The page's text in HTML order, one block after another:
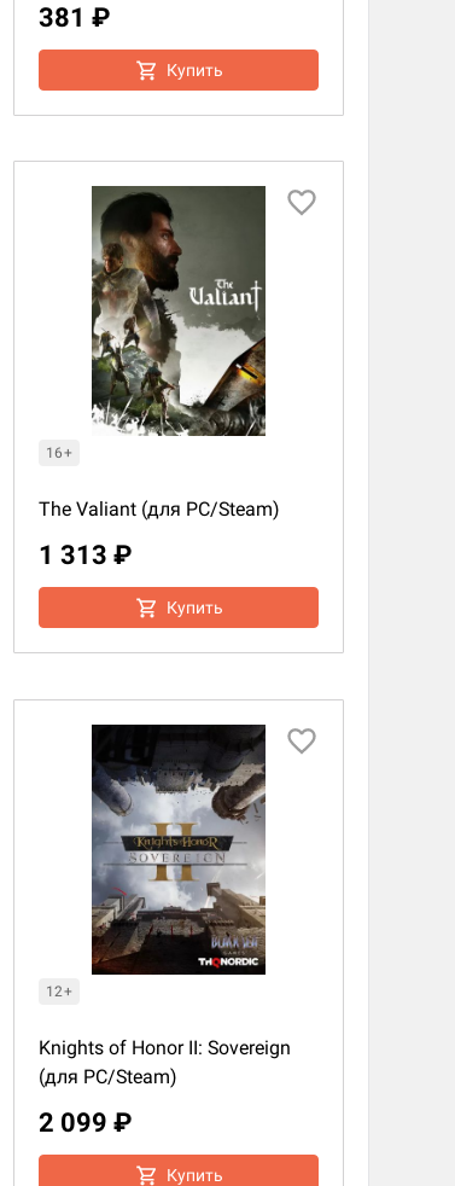
381 ₽
Купить
16+
The Valiant (для PC/Steam)
1 313 ₽
Купить
12+
Knights of Honor II: Sovereign
(для PC/Steam)
2 099 ₽
Купить